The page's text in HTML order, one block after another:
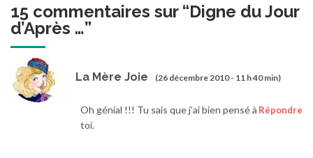
15 commentaires sur “Digne du Jour
d’Après …”
La Mère Joie (26 décembre 2010 - 11 h 40 min)
Répondre
Oh génial !!! Tu sais que j’ai bien pensé à
toi.